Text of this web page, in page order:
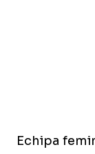
Echipa